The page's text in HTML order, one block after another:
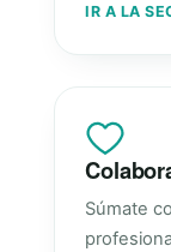
IR A LA
Súmate